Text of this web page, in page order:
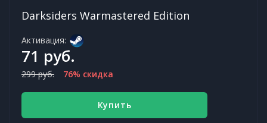
Darksiders Warmastered Edition
Активация:
71 руб.
299 руб. 76% скидка
Купить